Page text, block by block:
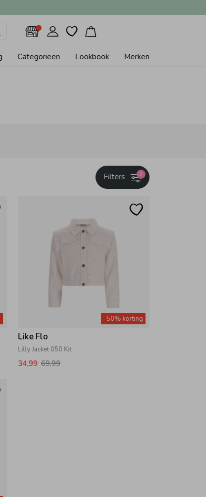
Categorieën Lookbook Merken
2
Filters
-50% korting
Like Flo
Lilly Jacket 050 Kit
34,99 69,99